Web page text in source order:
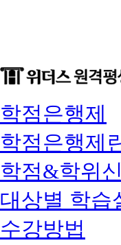
학점은행제
학점은행제
학점&학위
대상별 학습
수강방법